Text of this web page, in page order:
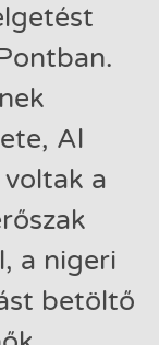
Al
a
a nigeri
betöltő